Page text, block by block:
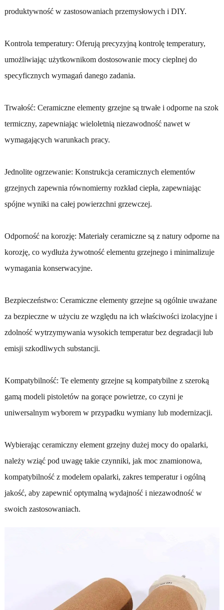
produktywność w zastosowaniach przemysłowych i DIY.
Kontrola temperatury: Oferują precyzyjną kontrolę temperatury,
umożliwiając użytkownikom dostosowanie mocy cieplnej do
specyficznych wymagań danego zadania.
Trwałość: Ceramiczne elementy grzejne są trwałe i odporne na szok
termiczny, zapewniając wieloletnią niezawodność nawet w
wymagających warunkach pracy.
Jednolite ogrzewanie: Konstrukcja ceramicznych elementów
grzejnych zapewnia równomierny rozkład ciepła, zapewniając
spójne wyniki na całej powierzchni grzewczej.
Odporność na korozję: Materiały ceramiczne są z natury odporne na
korozję, co wydłuża żywotność elementu grzejnego i minimalizuje
wymagania konserwacyjne.
Bezpieczeństwo: Ceramiczne elementy grzejne są ogólnie uważane
za bezpieczne w użyciu ze względu na ich właściwości izolacyjne i
zdolność wytrzymywania wysokich temperatur bez degradacji lub
emisji szkodliwych substancji.
Kompatybilność: Te elementy grzejne są kompatybilne z szeroką
gamą modeli pistoletów na gorące powietrze, co czyni je
uniwersalnym wyborem w przypadku wymiany lub modernizacji.
Wybierając ceramiczny element grzejny dużej mocy do opalarki,
należy wziąć pod uwagę takie czynniki, jak moc znamionowa,
kompatybilność z modelem opalarki, zakres temperatur i ogólną
jakość, aby zapewnić optymalną wydajność i niezawodność w
swoich zastosowaniach.